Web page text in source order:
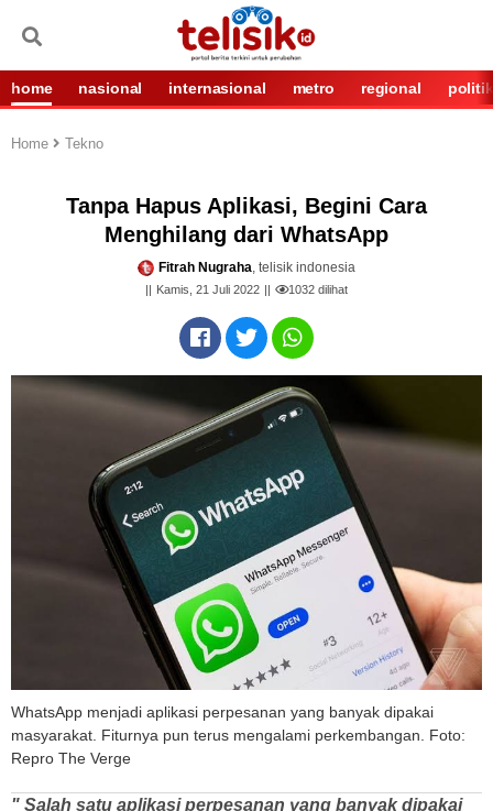
home nasional internasional metro regional politik
Home Tekno
Tanpa Hapus Aplikasi, Begini Cara
Menghilang dari WhatsApp
Fitrah Nugraha, telisik indonesia
Kamis, 21 Juli 2022 1032 dilihat
WhatsApp menjadi aplikasi perpesanan yang banyak dipakai
masyarakat. Fiturnya pun terus mengalami perkembangan. Foto:
Repro The Verge
" Salah satu aplikasi perpesanan yang banyak dipakai